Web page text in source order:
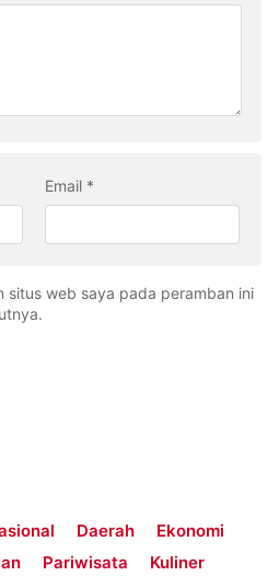
Email *
situs web saya pada peramban ini
Daerah
Ekonomi
Pariwisata
Kuliner